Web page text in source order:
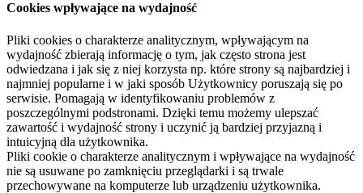
Cookies wpływające na wydajność
Pliki cookies o charakterze analitycznym, wpływającym na
wydajność zbierają informację o tym, jak często strona jest
odwiedzana i jak się z niej korzysta np. które strony są najbardziej i
najmniej popularne i w jaki sposób Użytkownicy poruszają się po
serwisie. Pomagają w identyfikowaniu problemów z
poszczególnymi podstronami. Dzięki temu możemy ulepszać
zawartość i wydajność strony i uczynić ją bardziej przyjazną i
intuicyjną dla użytkownika.
Pliki cookie o charakterze analitycznym i wpływające na wydajność
nie są usuwane po zamknięciu przeglądarki i są trwale
przechowywane na komputerze lub urządzeniu użytkownika.